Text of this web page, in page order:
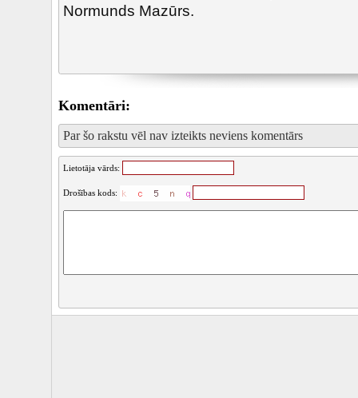
Normunds Mazūrs.
Komentāri:
Par šo rakstu vēl nav izteikts neviens komentārs
Lietotāja vārds:
Drošības kods: